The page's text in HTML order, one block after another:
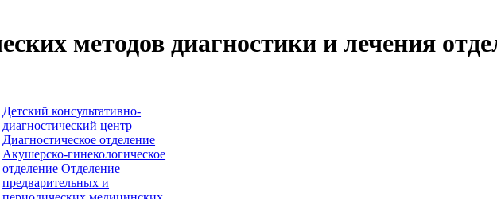
методов диагностики и лечения
Детский консультативно-
диагностический центр
Диагностическое отделение
Акушерско-гинекологическое
отделение Отделение
предварительных и